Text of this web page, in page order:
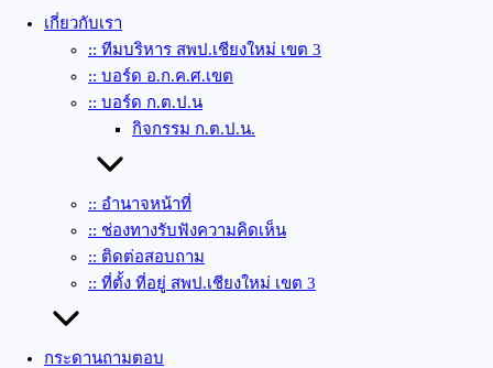
เกี่ยวกับเรา
:: ทีมบริหาร สพป.เชียงใหม่ เขต 3
:: บอร์ด อ.ก.ค.ศ.เขต
:: บอร์ด ก.ต.ป.น
กิจกรรม ก.ต.ป.น.
:: อำนาจหน้าที่
:: ช่องทางรับฟังความคิดเห็น
:: ติดต่อสอบถาม
:: ที่ตั้ง ที่อยู่ สพป.เชียงใหม่ เขต 3
กระดานถามตอบ